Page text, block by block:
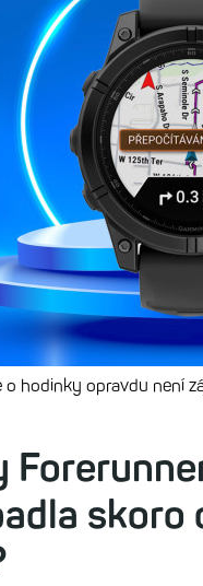
o hodinky opravdu není
skoro